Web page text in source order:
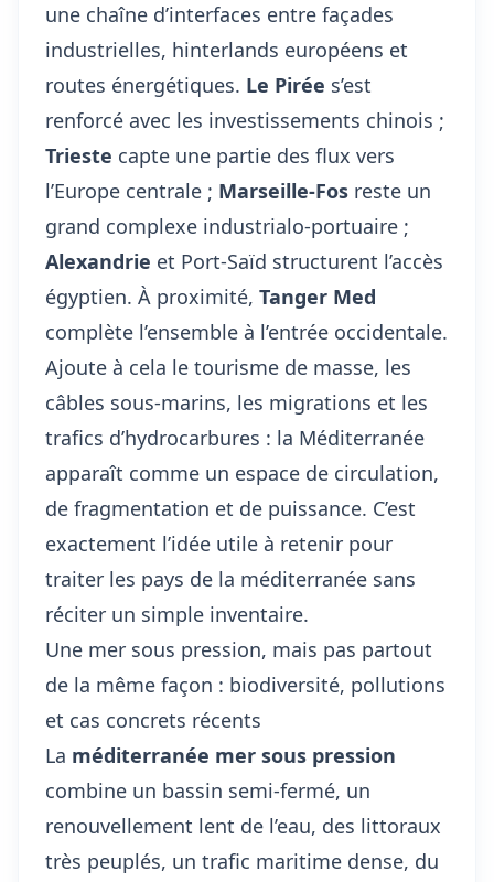
une chaîne d’interfaces entre façades
industrielles, hinterlands européens et
routes énergétiques. Le Pirée s’est
renforcé avec les investissements chinois ;
Trieste capte une partie des flux vers
l’Europe centrale ; Marseille-Fos reste un
grand complexe industrialo-portuaire ;
Alexandrie et Port-Saïd structurent l’accès
égyptien. À proximité, Tanger Med
complète l’ensemble à l’entrée occidentale.
Ajoute à cela le tourisme de masse, les
câbles sous-marins, les migrations et les
trafics d’hydrocarbures : la Méditerranée
apparaît comme un espace de circulation,
de fragmentation et de puissance. C’est
exactement l’idée utile à retenir pour
traiter les pays de la méditerranée sans
réciter un simple inventaire.
Une mer sous pression, mais pas partout
de la même façon : biodiversité, pollutions
et cas concrets récents
La méditerranée mer sous pression
combine un bassin semi-fermé, un
renouvellement lent de l’eau, des littoraux
très peuplés, un trafic maritime dense, du